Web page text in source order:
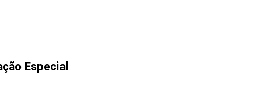
Especial